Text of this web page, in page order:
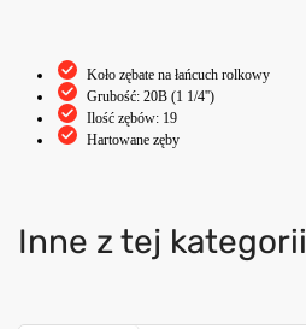
Koło zębate na łańcuch rolkowy
Grubość: 20B (1 1/4'')
Ilość zębów: 19
Hartowane zęby
Inne z tej kategorii